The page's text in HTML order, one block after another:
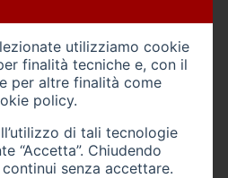
utilizziamo cookie
finalità tecniche e, con il
per altre finalità come
policy.
di tali tecnologie
“Accetta”. Chiudendo
senza accettare.